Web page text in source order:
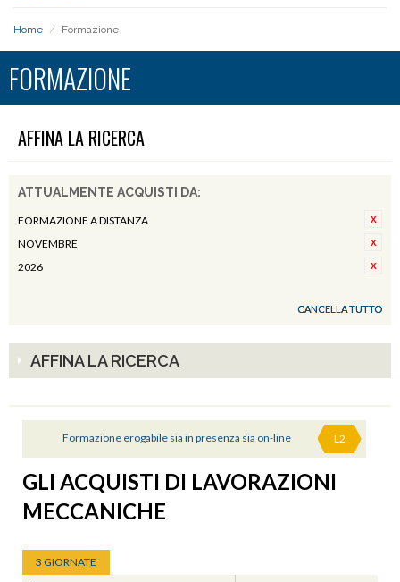
Home / Formazione
FORMAZIONE
AFFINA LA RICERCA
ATTUALMENTE ACQUISTI DA:
FORMAZIONE A DISTANZA
NOVEMBRE
2026
CANCELLA TUTTO
AFFINA LA RICERCA
Formazione erogabile sia in presenza sia on-line L2
GLI ACQUISTI DI LAVORAZIONI
MECCANICHE
3 GIORNATE